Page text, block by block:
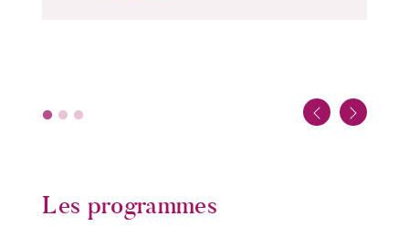
Les programmes